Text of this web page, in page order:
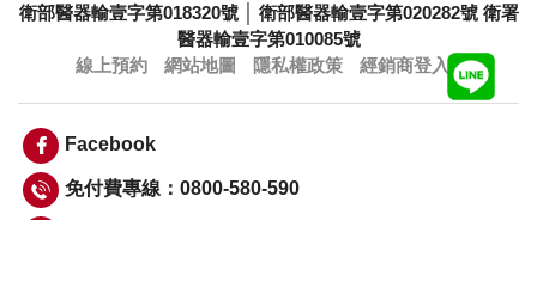
衛部醫器輸壹字第018320號 衛部醫器輸壹字第020282號 衛署
醫器輸壹字第010085號
線上預約
網站地圖 隱私權政策 經銷商登入
Facebook
免付費專線：0800-580-590